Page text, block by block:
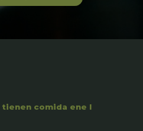
comida ene l